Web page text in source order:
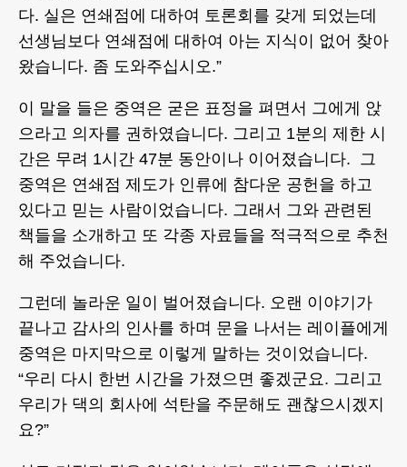
다. 실은 연쇄점에 대하여 토론회를 갖게 되었는데
선생님보다 연쇄점에 대하여 아는 지식이 없어 찾아
왔습니다. 좀 도와주십시오.”
이 말을 들은 중역은 굳은 표정을 펴면서 그에게 앉
으라고 의자를 권하였습니다. 그리고 1분의 제한 시
간은 무려 1시간 47분 동안이나 이어졌습니다. 그
중역은 연쇄점 제도가 인류에 참다운 공헌을 하고
있다고 믿는 사람이었습니다. 그래서 그와 관련된
책들을 소개하고 또 각종 자료들을 적극적으로 추천
해 주었습니다.
그런데 놀라운 일이 벌어졌습니다. 오랜 이야기가
끝나고 감사의 인사를 하며 문을 나서는 레이플에게
중역은 마지막으로 이렇게 말하는 것이었습니다.
“우리 다시 한번 시간을 가졌으면 좋겠군요. 그리고
우리가 댁의 회사에 석탄을 주문해도 괜찮으시겠지
요?”